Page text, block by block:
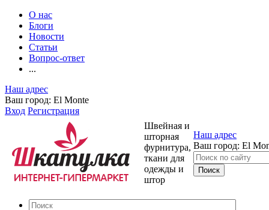
О нас
Блоги
Новости
Статьи
Вопрос-ответ
...
Наш адрес
Ваш город: El Monte
Вход Регистрация
Швейная и
шторная
фурнитура,
ткани для
одежды и
штор
Наш адрес
Ваш город: El